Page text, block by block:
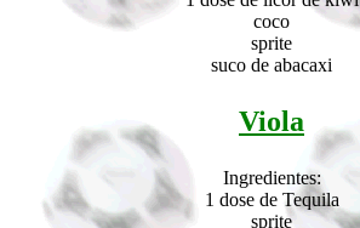
coco
sprite
suco de abacaxi
Viola
Ingredientes:
1 dose de Tequila
sprite